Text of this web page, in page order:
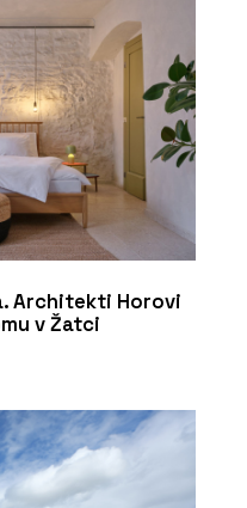
Architekti Horovi
v Žatci